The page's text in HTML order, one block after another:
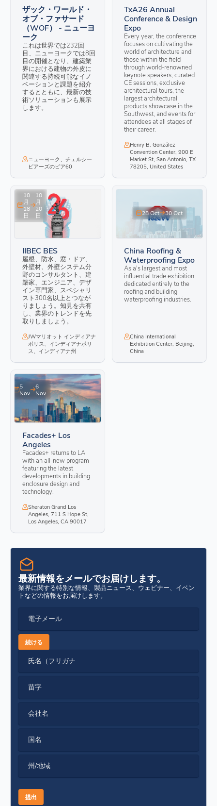
ザック・ワールド・
オブ・ファサード
（WOF） - ニューヨ
ーク
これは世界では232回
目、ニューヨークでは8回
目の開催となり、建築業
界における建物の外皮に
関連する持続可能なイノ
ベーションと課題を紹介
するとともに、最新の技
術ソリューションも展示
します。
ニューヨーク、チェルシー
ピアーズのピア60
TxA26 Annual
Conference & Design
Expo
Every year, the conference
focuses on cultivating the
world of architecture and
those within the field
through world-renowned
keynote speakers, curated
CE sessions, exclusive
architectural tours, the
largest architectural
products showcase in the
Southwest, and events for
attendees at all stages of
their career.
Henry B. González
Convention Center, 900 E
Market St, San Antonio, TX
78205, United States
10
月
18
日
10
月
20
日
IIBEC BES
屋根、防水、窓・ドア、
外壁材、外壁システム分
野のコンサルタント、建
築家、エンジニア、デザ
イン専門家、スペシャリ
スト300名以上とつなが
りましょう。知見を共有
し、業界のトレンドを先
取りしましょう。
JWマリオット インディアナ
ポリス、インディアナポリ
ス、インディアナ州
28 Oct 30 Oct
China Roofing &
Waterproofing Expo
Asia's largest and most
influential trade exhibition
dedicated entirely to the
roofing and building
waterproofing industries.
China International
Exhibition Center, Beijing,
China
5
Nov
6
Nov
Facades+ Los
Angeles
Facades+ returns to LA
with an all-new program
featuring the latest
developments in building
enclosure design and
technology.
Sheraton Grand Los
Angeles, 711 S Hope St,
Los Angeles, CA 90017
最新情報をメールでお届けします。
業界に関する特別な情報、製品ニュース、ウェビナー、イベン
トなどの情報をお届けします。
電子メール
続ける
氏名（フリガナ
苗字
会社名
国名
州/地域